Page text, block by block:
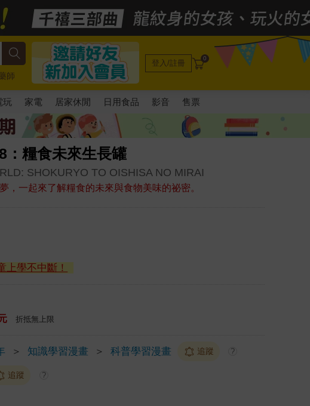
師
登入/註冊 0
玩 家電 居家休閒 日用食品 影音 售票
：糧食未來生長罐
SHOKURYO TO OISHISA NO MIRAI
，一起來了解糧食的未來與食物美味的祕密。
上學不中斷！
折抵無上限
＞ 知識學習漫畫 ＞ 科普學習漫畫 追蹤 ?
追蹤 ?